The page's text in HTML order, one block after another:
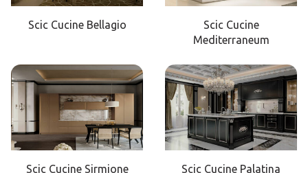
Scic Cucine Bellagio
Scic Cucine
Mediterraneum
Scic Cucine Sirmione Scic Cucine Palatina